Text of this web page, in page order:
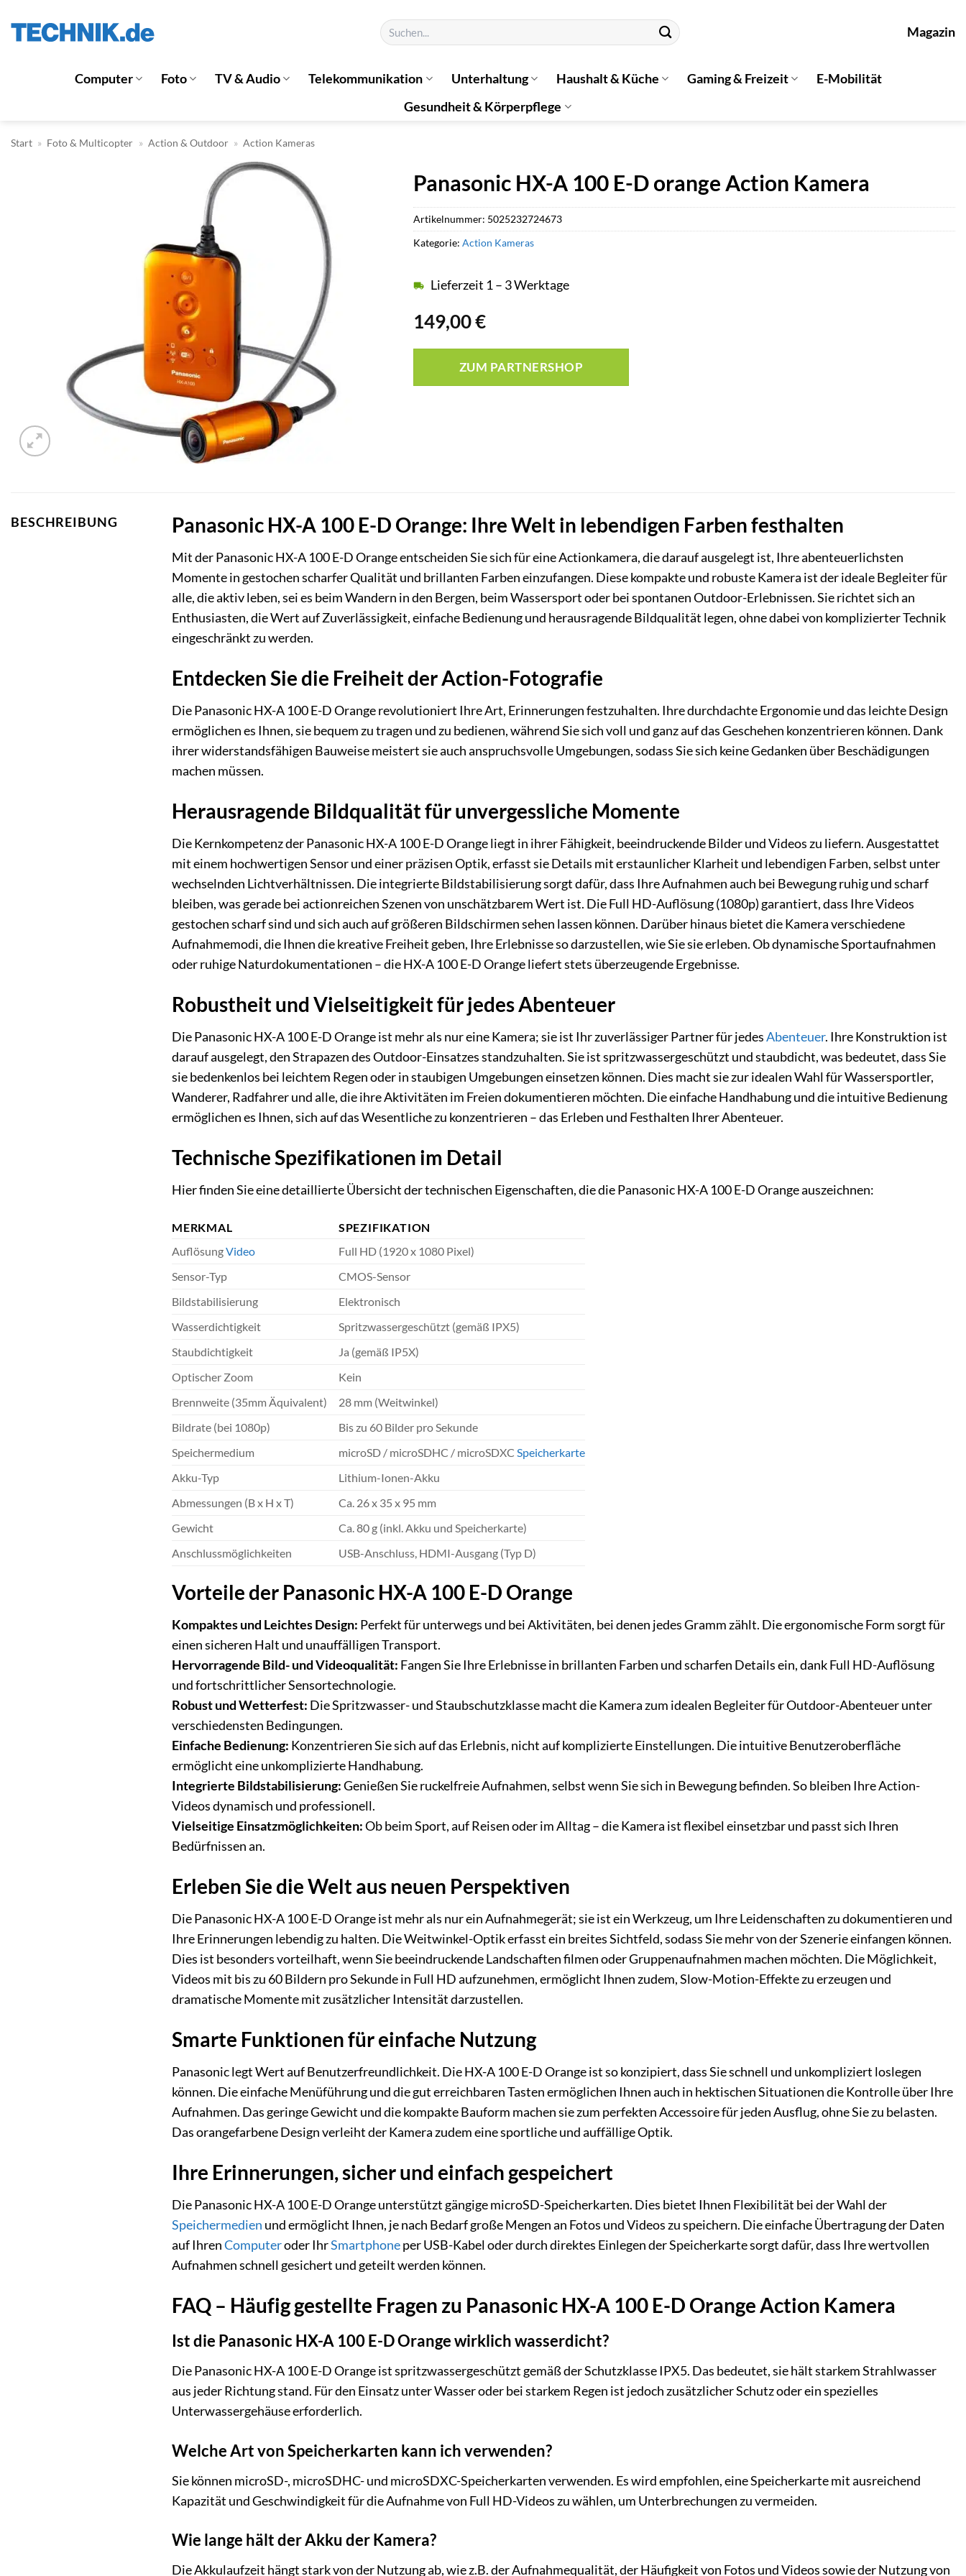
Inhalt
Suchen
nach:
Magazin
Computer Foto TV & Audio Telekommunikation Unterhaltung Haushalt & Küche Gaming & Freizeit
E-Mobilität
Gesundheit & Körperpflege
Start » Foto & Multicopter » Action & Outdoor » Action Kameras
Panasonic HX-A 100 E-D orange Action Kamera
149,00€
Lieferzeit 1 – 3 Werktage
ZUM PARTNERSHOP
Artikelnummer: 5025232724673
Kategorie: Action Kameras
BESCHREIBUNG Panasonic HX-A 100 E-D Orange: Ihre Welt in lebendigen Farben festhalten
Mit der Panasonic HX-A 100 E-D Orange entscheiden Sie sich für eine Actionkamera, die darauf ausgelegt ist, Ihre abenteuerlichsten
Momente in gestochen scharfer Qualität und brillanten Farben einzufangen. Diese kompakte und robuste Kamera ist der ideale Begleiter für
alle, die aktiv leben, sei es beim Wandern in den Bergen, beim Wassersport oder bei spontanen Outdoor-Erlebnissen. Sie richtet sich an
Enthusiasten, die Wert auf Zuverlässigkeit, einfache Bedienung und herausragende Bildqualität legen, ohne dabei von komplizierter Technik
eingeschränkt zu werden.
Entdecken Sie die Freiheit der Action-Fotografie
Die Panasonic HX-A 100 E-D Orange revolutioniert Ihre Art, Erinnerungen festzuhalten. Ihre durchdachte Ergonomie und das leichte Design
ermöglichen es Ihnen, sie bequem zu tragen und zu bedienen, während Sie sich voll und ganz auf das Geschehen konzentrieren können. Dank
ihrer widerstandsfähigen Bauweise meistert sie auch anspruchsvolle Umgebungen, sodass Sie sich keine Gedanken über Beschädigungen
machen müssen.
Herausragende Bildqualität für unvergessliche Momente
Die Kernkompetenz der Panasonic HX-A 100 E-D Orange liegt in ihrer Fähigkeit, beeindruckende Bilder und Videos zu liefern. Ausgestattet
mit einem hochwertigen Sensor und einer präzisen Optik, erfasst sie Details mit erstaunlicher Klarheit und lebendigen Farben, selbst unter
wechselnden Lichtverhältnissen. Die integrierte Bildstabilisierung sorgt dafür, dass Ihre Aufnahmen auch bei Bewegung ruhig und scharf
bleiben, was gerade bei actionreichen Szenen von unschätzbarem Wert ist. Die Full HD-Auflösung (1080p) garantiert, dass Ihre Videos
gestochen scharf sind und sich auch auf größeren Bildschirmen sehen lassen können. Darüber hinaus bietet die Kamera verschiedene
Aufnahmemodi, die Ihnen die kreative Freiheit geben, Ihre Erlebnisse so darzustellen, wie Sie sie erleben. Ob dynamische Sportaufnahmen
oder ruhige Naturdokumentationen – die HX-A 100 E-D Orange liefert stets überzeugende Ergebnisse.
Robustheit und Vielseitigkeit für jedes Abenteuer
Die Panasonic HX-A 100 E-D Orange ist mehr als nur eine Kamera; sie ist Ihr zuverlässiger Partner für jedesAbenteuer. Ihre Konstruktion ist
darauf ausgelegt, den Strapazen des Outdoor-Einsatzes standzuhalten. Sie ist spritzwassergeschützt und staubdicht, was bedeutet, dass Sie
sie bedenkenlos bei leichtem Regen oder in staubigen Umgebungen einsetzen können. Dies macht sie zur idealen Wahl für Wassersportler,
Wanderer, Radfahrer und alle, die ihre Aktivitäten im Freien dokumentieren möchten. Die einfache Handhabung und die intuitive Bedienung
ermöglichen es Ihnen, sich auf das Wesentliche zu konzentrieren – das Erleben und Festhalten Ihrer Abenteuer.
Technische Spezifikationen im Detail
Hier finden Sie eine detaillierte Übersicht der technischen Eigenschaften, die die Panasonic HX-A 100 E-D Orange auszeichnen:
MERKMAL
SPEZIFIKATION
AuflösungVideo
Full HD (1920 x 1080 Pixel)
Sensor-Typ
CMOS-Sensor
Bildstabilisierung
Elektronisch
Wasserdichtigkeit
Spritzwassergeschützt (gemäß IPX5)
Staubdichtigkeit
Ja (gemäß IP5X)
Optischer Zoom
Kein
Brennweite (35mm Äquivalent)
28 mm (Weitwinkel)
Bildrate (bei 1080p)
Bis zu 60 Bilder pro Sekunde
Speichermedium
microSD / microSDHC / microSDXC Speicherkarte
Akku-Typ
Lithium-Ionen-Akku
Abmessungen (B x H x T)
Ca. 26 x 35 x 95 mm
Gewicht
Ca. 80 g (inkl. Akku und Speicherkarte)
Anschlussmöglichkeiten
USB-Anschluss, HDMI-Ausgang (Typ D)
Vorteile der Panasonic HX-A 100 E-D Orange
Kompaktes und Leichtes Design: Perfekt für unterwegs und bei Aktivitäten, bei denen jedes Gramm zählt. Die ergonomische Form sorgt für
einen sicheren Halt und unauffälligen Transport.
Hervorragende Bild- und Videoqualität: Fangen Sie Ihre Erlebnisse in brillanten Farben und scharfen Details ein, dank Full HD-Auflösung
und fortschrittlicher Sensortechnologie.
Robust und Wetterfest: Die Spritzwasser- und Staubschutzklasse macht die Kamera zum idealen Begleiter für Outdoor-Abenteuer unter
verschiedensten Bedingungen.
Einfache Bedienung: Konzentrieren Sie sich auf das Erlebnis, nicht auf komplizierte Einstellungen. Die intuitive Benutzeroberfläche
ermöglicht eine unkomplizierte Handhabung.
Integrierte Bildstabilisierung:Genießen Sie ruckelfreie Aufnahmen, selbst wenn Sie sich in Bewegung befinden. So bleiben Ihre Action-
Videos dynamisch und professionell.
Vielseitige Einsatzmöglichkeiten:Ob beim Sport, auf Reisen oder im Alltag – die Kamera ist flexibel einsetzbar und passt sich Ihren
Bedürfnissen an.
Erleben Sie die Welt aus neuen Perspektiven
Die Panasonic HX-A 100 E-D Orange ist mehr als nur ein Aufnahmegerät; sie ist ein Werkzeug, um Ihre Leidenschaften zu dokumentieren und
Ihre Erinnerungen lebendig zu halten. Die Weitwinkel-Optik erfasst ein breites Sichtfeld, sodass Sie mehr von der Szenerie einfangen können.
Dies ist besonders vorteilhaft, wenn Sie beeindruckende Landschaften filmen oder Gruppenaufnahmen machen möchten. Die Möglichkeit,
Videos mit bis zu 60 Bildern pro Sekunde in Full HD aufzunehmen, ermöglicht Ihnen zudem, Slow-Motion-Effekte zu erzeugen und
dramatische Momente mit zusätzlicher Intensität darzustellen.
Smarte Funktionen für einfache Nutzung
Panasonic legt Wert auf Benutzerfreundlichkeit. Die HX-A 100 E-D Orange ist so konzipiert, dass Sie schnell und unkompliziert loslegen
können. Die einfache Menüführung und die gut erreichbaren Tasten ermöglichen Ihnen auch in hektischen Situationen die Kontrolle über Ihre
Aufnahmen. Das geringe Gewicht und die kompakte Bauform machen sie zum perfekten Accessoire für jeden Ausflug, ohne Sie zu belasten.
Das orangefarbene Design verleiht der Kamera zudem eine sportliche und auffällige Optik.
Ihre Erinnerungen, sicher und einfach gespeichert
Die Panasonic HX-A 100 E-D Orange unterstützt gängige microSD-Speicherkarten. Dies bietet Ihnen Flexibilität bei der Wahl der
Speichermedien und ermöglicht Ihnen, je nach Bedarf große Mengen an Fotos und Videos zu speichern. Die einfache Übertragung der Daten
auf IhrenComputeroder IhrSmartphoneper USB-Kabel oder durch direktes Einlegen der Speicherkarte sorgt dafür, dass Ihre wertvollen
Aufnahmen schnell gesichert und geteilt werden können.
FAQ – Häufig gestellte Fragen zu Panasonic HX-A 100 E-D Orange Action Kamera
Ist die Panasonic HX-A 100 E-D Orange wirklich wasserdicht?
Die Panasonic HX-A 100 E-D Orange ist spritzwassergeschützt gemäß der Schutzklasse IPX5. Das bedeutet, sie hält starkem Strahlwasser
aus jeder Richtung stand. Für den Einsatz unter Wasser oder bei starkem Regen ist jedoch zusätzlicher Schutz oder ein spezielles
Unterwassergehäuse erforderlich.
Welche Art von Speicherkarten kann ich verwenden?
Sie können microSD-, microSDHC- und microSDXC-Speicherkarten verwenden. Es wird empfohlen, eine Speicherkarte mit ausreichend
Kapazität und Geschwindigkeit für die Aufnahme von Full HD-Videos zu wählen, um Unterbrechungen zu vermeiden.
Wie lange hält der Akku der Kamera?
Die Akkulaufzeit hängt stark von der Nutzung ab, wie z.B. der Aufnahmequalität, der Häufigkeit von Fotos und Videos sowie der Nutzung von